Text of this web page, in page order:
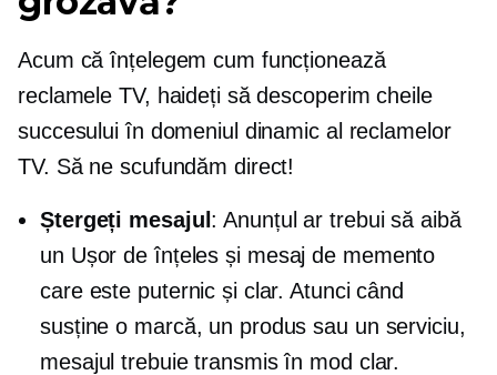
Acum că înțelegem cum funcționează
reclamele TV, haideți să descoperim cheile
succesului în domeniul dinamic al reclamelor
TV. Să ne scufundăm direct!
Ștergeți mesajul : Anunțul ar trebui să aibă
un Ușor de înțeles și mesaj de memento
care este puternic și clar. Atunci când
susține o marcă, un produs sau un serviciu,
mesajul trebuie transmis în mod clar.